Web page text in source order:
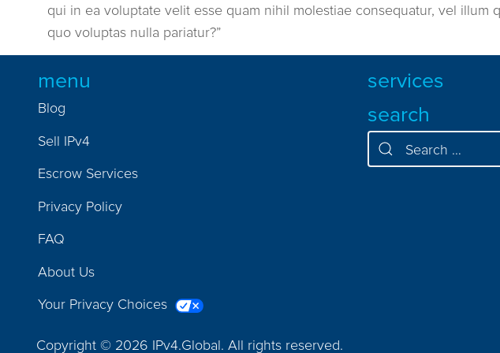
qui in ea voluptate velit esse quam nihil molestiae consequatur, vel illum
quo voluptas nulla pariatur?”
menu
Blog
Sell IPv4
Escrow Services
Privacy Policy
FAQ
About Us
Your Privacy Choices
services
search
Copyright © 2026 IPv4.Global. All rights reserved.